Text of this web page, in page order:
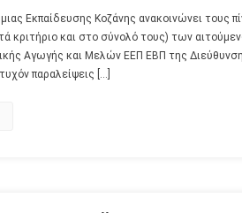
Εκπαίδευσης Κοζάνης ανακοινώνει τους
κριτήριο και στο σύνολό τους) των
Αγωγής και Μελών ΕΕΠ ΕΒΠ της
παραλείψεις […]